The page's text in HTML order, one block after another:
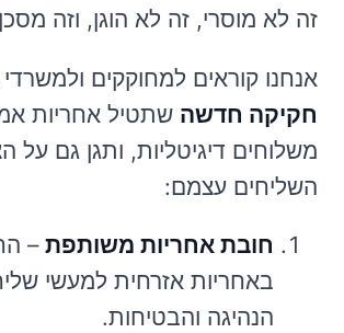
זה לא מוסרי, זה לא הוגן, וזה
אנחנו קוראים למחוקקים
חקיקה חדשה שתטיל אחריות
משלוחים דיגיטליות, ותגן גם על
השליחים עצמם:
חובת אחריות משותפת –
באחריות אזרחית למעשי
הנהיגה והבטיחות.